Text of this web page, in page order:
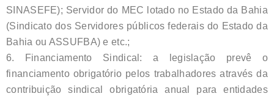
SINASEFE); Servidor do MEC lotado no Estado da Bahia
(Sindicato dos Servidores públicos federais do Estado da
Bahia ou ASSUFBA) e etc.;
6. Financiamento Sindical: a legislação prevê o
financiamento obrigatório pelos trabalhadores através da
contribuição sindical obrigatória anual para entidades